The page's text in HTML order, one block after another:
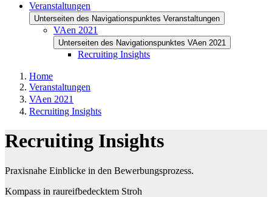
Veranstaltungen
Unterseiten des Navigationspunktes Veranstaltungen
VAen 2021
Unterseiten des Navigationspunktes VAen 2021
Recruiting Insights
Home
Veranstaltungen
VAen 2021
Recruiting Insights
Recruiting Insights
Praxisnahe Einblicke in den Bewerbungsprozess.
Kompass in raureifbedecktem Stroh